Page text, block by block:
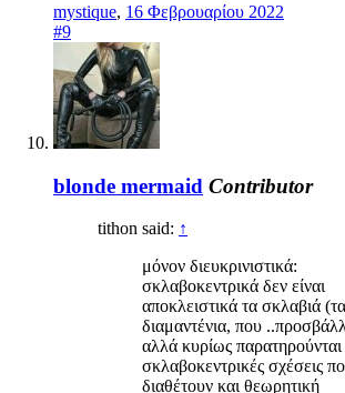
mystique, 16 Φεβρουαρίου 2022
#9
blonde mermaid Contributor
tithon said: ↑
μόνον διευκρινιστικά:
σκλαβοκεντρικά δεν είναι
αποκλειστικά τα σκλαβιά (τα
διαμαντένια, που
αλλά κυρίως παρατηρούνται
σκλαβοκεντρικές σχέσεις
διαθέτουν και θεωρητική